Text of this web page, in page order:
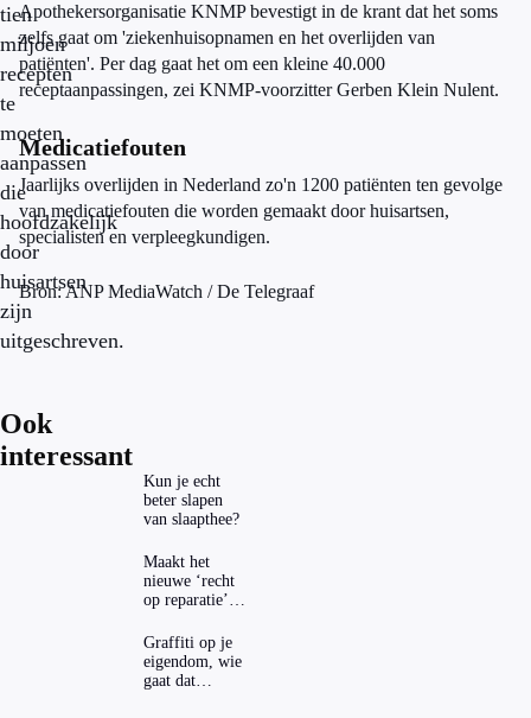
tien
miljoen
recepten
te
moeten
aanpassen
die
hoofdzakelijk
door
huisartsen
zijn
uitgeschreven.
Apothekersorganisatie KNMP bevestigt in de krant dat het soms
zelfs gaat om 'ziekenhuisopnamen en het overlijden van
patiënten'. Per dag gaat het om een kleine 40.000
receptaanpassingen, zei KNMP-voorzitter Gerben Klein Nulent.
Medicatiefouten
Jaarlijks overlijden in Nederland zo'n 1200 patiënten ten gevolge
van medicatiefouten die worden gemaakt door huisartsen,
specialisten en verpleegkundigen.
Bron: ANP MediaWatch / De Telegraaf
Ook
interessant
Kun je echt
beter slapen
van slaapthee?
Maakt het
nieuwe ‘recht
op reparatie’
echt
aantrekkelijker?
Graffiti op je
eigendom, wie
gaat dat